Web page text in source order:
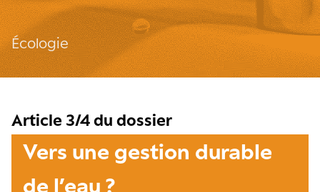
Écologie
Article 3/4 du dossier
Vers une gestion durable
de l’eau ?